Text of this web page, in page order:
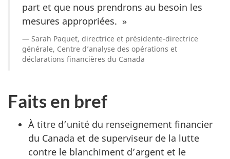
part et que nous prendrons au besoin les
mesures appropriées. »
Sarah Paquet, directrice et présidente-directrice
générale, Centre d’analyse des opérations et
déclarations financières du Canada
Faits en bref
À titre d’unité du renseignement financier
du Canada et de superviseur de la lutte
contre le blanchiment d’argent et le